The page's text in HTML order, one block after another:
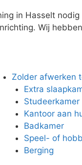
in Hasselt
Wij
Zolder afwerken
Extra
Studeerkamer
Kantoor aan
Badkamer
Speel- of
Berging